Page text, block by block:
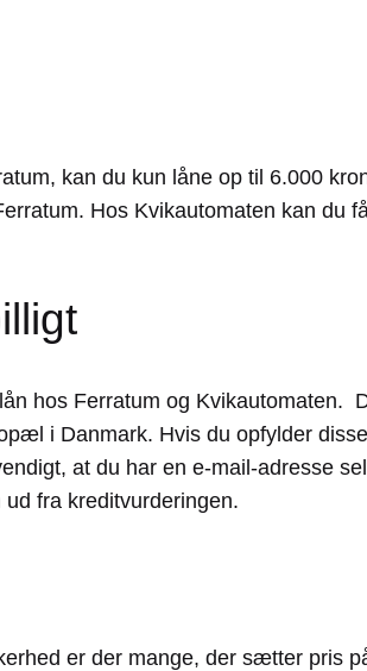
kan du kun låne op til 6.000
Hos Kvikautomaten kan du
hos Ferratum og
i Danmark. Hvis du opfylder
at du har en e-mail-adresse
fra kreditvurderingen.
er der mange, der sætter pris